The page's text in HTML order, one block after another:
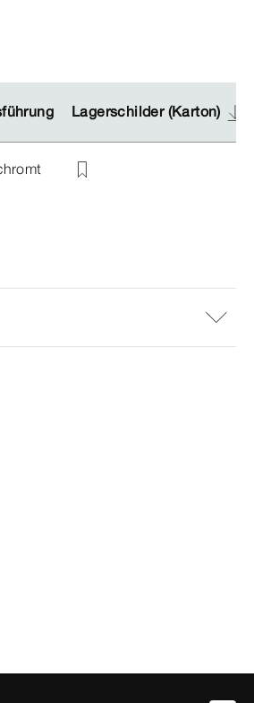
Lagerschilder (Karton)
Lagerschilder (Karton)